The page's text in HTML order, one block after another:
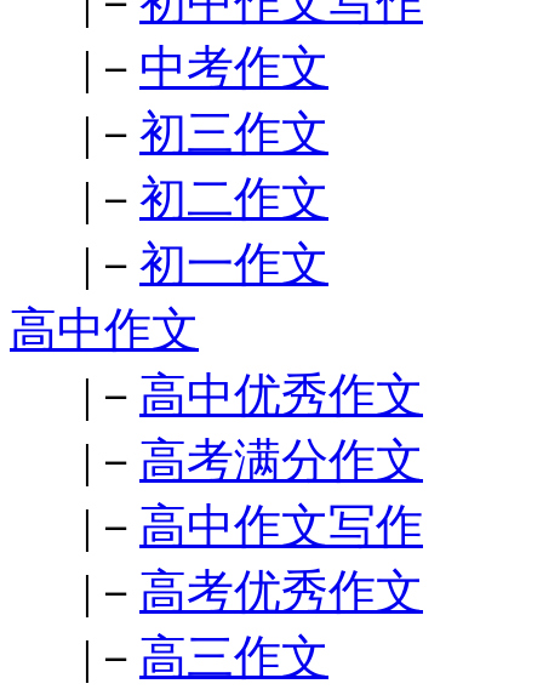
|－ 中考作文
|－ 初三作文
|－ 初二作文
|－ 初一作文
高中作文
|－ 高中优秀作文
|－ 高考满分作文
|－ 高中作文写作
|－ 高考优秀作文
|－ 高三作文